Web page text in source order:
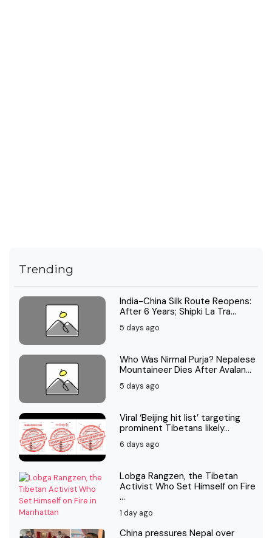
Trending
India-China Silk Route Reopens:
After 6 Years; Shipki La Tra...
5 days ago
Who Was Nirmal Purja? Nepalese
Mountaineer Dies After Avalan...
5 days ago
Viral ‘Beijing hit list’ targeting
prominent Tibetans likely...
6 days ago
Lobga Rangzen, the Tibetan
Activist Who Set Himself on Fire
...
1 day ago
China pressures Nepal over